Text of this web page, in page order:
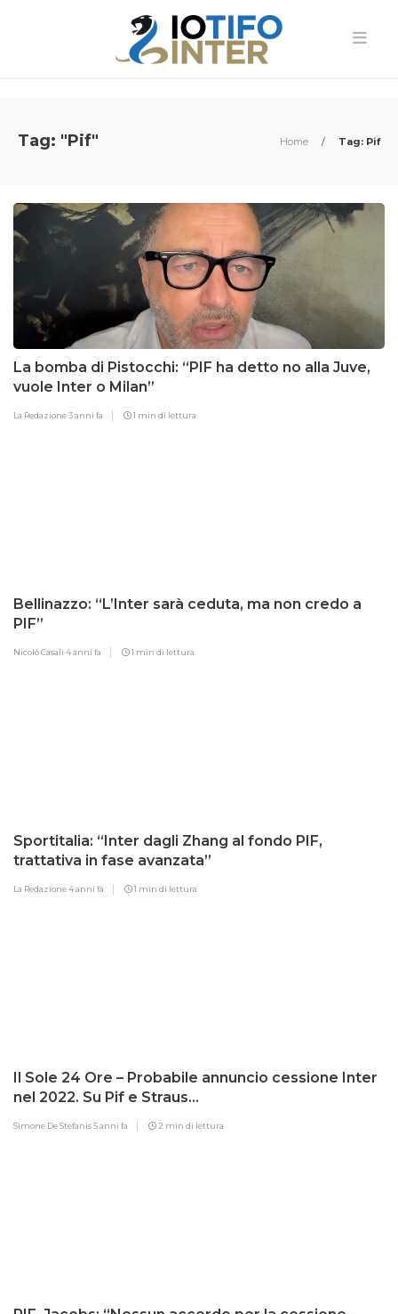
Tag: "Pif" Home / Tag: Pif
La bomba di Pistocchi: “PIF ha detto no alla Juve,
vuole Inter o Milan”
La Redazione3 anni fa 1 min di lettura
Bellinazzo: “L’Inter sarà ceduta, ma non credo a
PIF”
Nicolò Casali 4 anni fa 1 min di lettura
Sportitalia: “Inter dagli Zhang al fondo PIF,
trattativa in fase avanzata”
La Redazione4 anni fa 1 min di lettura
Il Sole 24 Ore – Probabile annuncio cessione Inter
nel 2022. Su Pif e Straus…
Simone De Stefanis5 anni fa 2 min di lettura